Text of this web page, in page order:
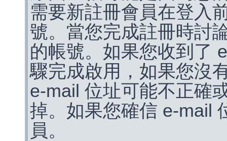
需要新註冊會員在登入
號。當您完成註冊時討
的帳號。如果您收到了
驟完成啟用，如果您沒
e-mail 位址可能不正確
掉。如果您確信 e-mail
員。